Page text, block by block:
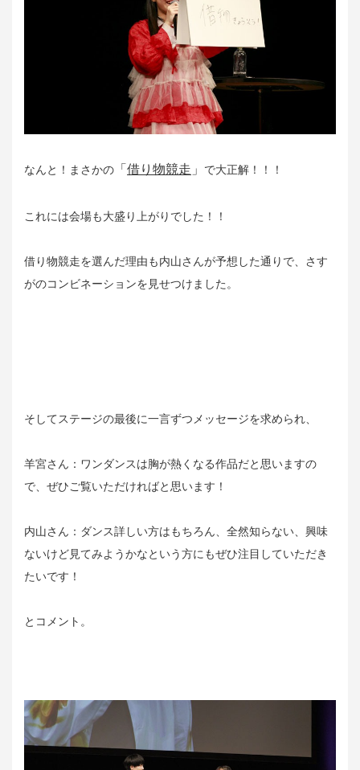
なんと！まさかの 「 借り物競走 」 で大正解！！！
これには会場も大盛り上がりでした！！
借り物競走を選んだ理由も内山さんが予想した通りで、さす
がのコンビネーションを見せつけました。
そしてステージの最後に一言ずつメッセージを求められ、
羊宮さん：ワンダンスは胸が熱くなる作品だと思いますの
で、ぜひご覧いただければと思います！
内山さん：ダンス詳しい方はもちろん、全然知らない、興味
ないけど見てみようかなという方にもぜひ注目していただき
たいです！
とコメント。